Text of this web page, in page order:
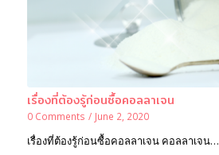
เรื่องที่ต้องรู้ก่อนซื้อคอลลาเจน
0 Comments / June 2, 2020
เรื่องที่ต้องรู้ก่อนซื้อคอลลาเจน คอลลาเจน…